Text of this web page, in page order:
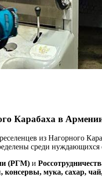
Карабаха в
из Нагорного
среди нуждающихся
(РГМ) и
консервы, мука, сахар,